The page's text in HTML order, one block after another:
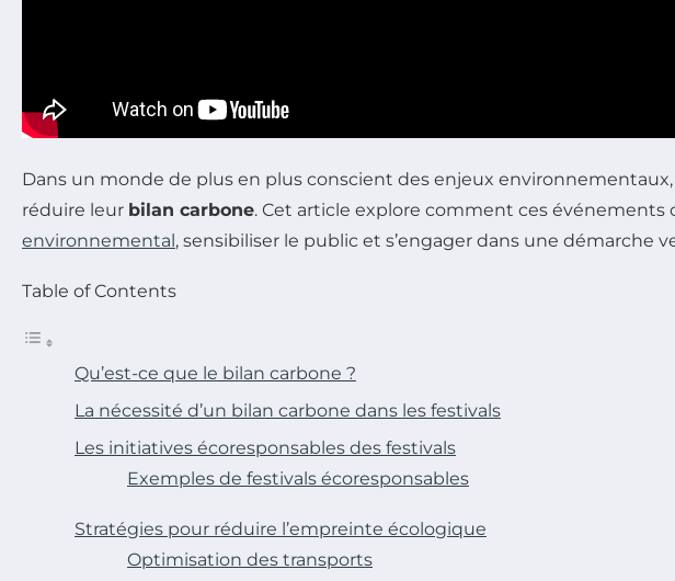
Dans un monde de plus en plus conscient des enjeux
réduire leur bilan carbone. Cet article explore comment ces
environnemental , sensibiliser le public et s’engager dans une démarche
Table of Contents
Qu’est-ce que le bilan carbone ?
La nécessité d’un bilan carbone dans les festivals
Les initiatives écoresponsables des festivals
Exemples de festivals écoresponsables
Stratégies pour réduire l’empreinte écologique
Optimisation des transports